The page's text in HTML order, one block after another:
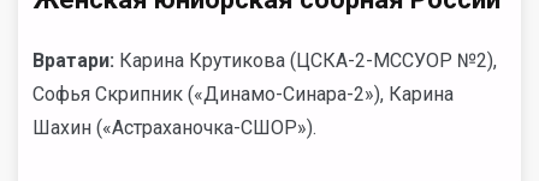
Вратари: Карина Крутикова (ЦСКА-2-МССУОР №2),
Софья Скрипник («Динамо-Синара-2»), Карина
Шахин («Астраханочка-СШОР»).